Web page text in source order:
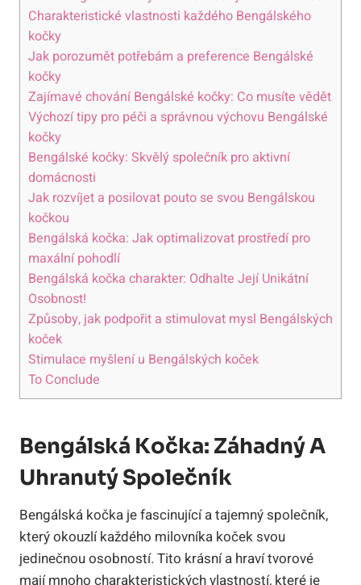
Charakteristické vlastnosti ⁤každého Bengálského
kočky
Jak porozumět⁣ potřebám a preference​ Bengálské
kočky
Zajímavé chování‌ Bengálské kočky:‌ Co⁣ musíte⁢ vědět
Výchozí tipy pro péči ‍a správnou‍ výchovu ⁢Bengálské
kočky
Bengálské kočky: Skvělý společník pro aktivní
⁤domácnosti
Jak rozvíjet a posilovat ‌pouto se svou Bengálskou
kočkou
Bengálská kočka: Jak ⁤optimalizovat prostředí​ pro‍
maxální pohodlí
Bengálská kočka⁤ charakter: Odhalte‍ Její Unikátní
Osobnost!
Způsoby, jak podpořit a stimulovat mysl Bengálských
koček
Stimulace myšlení u Bengálských koček
To Conclude
Bengálská ​kočka: Záhadný A
Uhranutý Společník
Bengálská kočka je fascinující ​a tajemný společník,
který okouzlí⁢ každého milovníka koček ​svou
jedinečnou osobností. Tito krásní​ a‍ hraví tvorové
mají mnoho ​charakteristických vlastností,⁤ které je